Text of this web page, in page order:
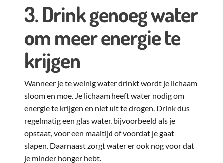
3. Drink genoeg water
om meer energie te
krijgen
Wanneer je te weinig water drinkt wordt je lichaam
sloom en moe. Je lichaam heeft water nodig om
energie te krijgen en niet uit te drogen. Drink dus
regelmatig een glas water, bijvoorbeeld als je
opstaat, voor een maaltijd of voordat je gaat
slapen. Daarnaast zorgt water er ook nog voor dat
je minder honger hebt.